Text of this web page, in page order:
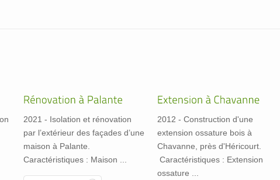
2021 - Isolation et rénovation
par l’extérieur des façades d’une
maison à Palante.
Caractéristiques : Maison ...
2012 - Construction d'une
extension ossature bois à
Chavanne, près d'Héricourt.
Caractéristiques : Extension
ossature ...